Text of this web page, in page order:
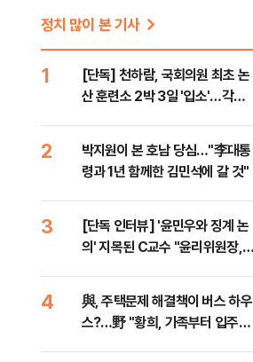
정치 많이 본 기사
1
[단독] 천하람, 국회의원 최초 논
산 훈련소 2박 3일 '입소'…각개
2
박지원이 본 호남 당심…"李대통
령과 1년 함께한 김민석에 갈 것"
3
[단독 인터뷰] '윤민우와 징계 논
의' 지목된 C교수 "윤리위원장,
4
與, 주택문제 해결책이 버스 하우
스?…野 "황희, 가족부터 입주해